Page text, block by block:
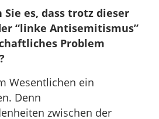
es, dass trotz dieser
“linke Antisemitismus”
Problem
Wesentlichen ein
Denn
zwischen der